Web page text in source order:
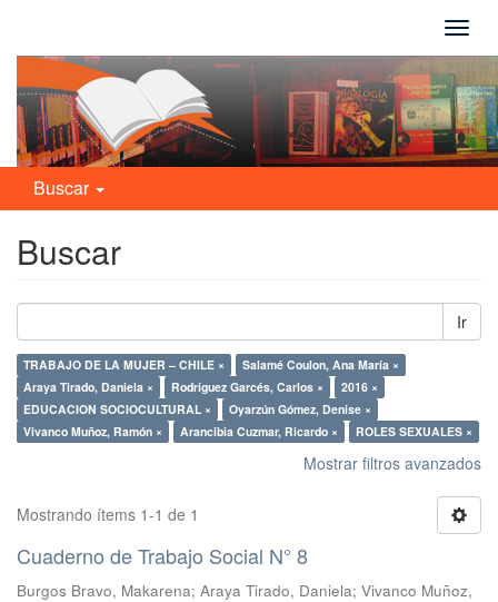
Buscar
Buscar
Ir
TRABAJO DE LA MUJER – CHILE ×
Salamé Coulon, Ana María ×
Araya Tirado, Daniela ×
Rodríguez Garcés, Carlos ×
2016 ×
EDUCACION SOCIOCULTURAL ×
Oyarzún Gómez, Denise ×
Vivanco Muñoz, Ramón ×
Arancibia Cuzmar, Ricardo × ROLES SEXUALES ×
Mostrar filtros avanzados
Mostrando ítems 1-1 de 1
Cuaderno de Trabajo Social N° 8
Burgos Bravo, Makarena; Araya Tirado, Daniela; Vivanco Muñoz,